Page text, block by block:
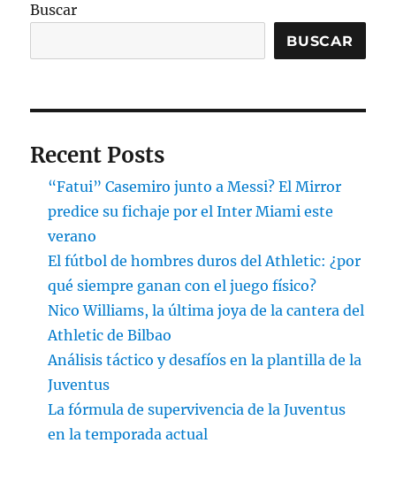
Buscar
BUSCAR
Recent Posts
“Fatui” Casemiro junto a Messi? El Mirror
predice su fichaje por el Inter Miami este
verano
El fútbol de hombres duros del Athletic: ¿por
qué siempre ganan con el juego físico?
Nico Williams, la última joya de la cantera del
Athletic de Bilbao
Análisis táctico y desafíos en la plantilla de la
Juventus
La fórmula de supervivencia de la Juventus
en la temporada actual